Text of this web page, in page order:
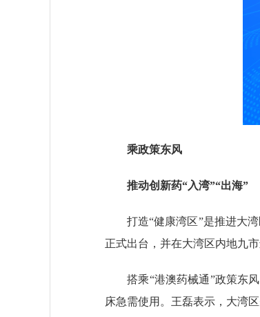
乘政策东风
推动创新药“入湾”“出海”
打造“健康湾区”是推进大湾
正式出台，并在大湾区内地九市
搭乘“港澳药械通”政策东风
床急需使用。王磊表示，大湾